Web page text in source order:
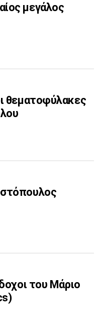
μεγάλος
θεματοφύλακες
του Μάριο